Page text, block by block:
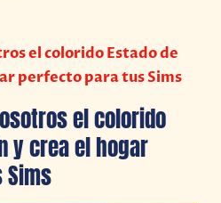
el colorido Estado de
perfecto para tus Sims
el colorido
y crea el hogar